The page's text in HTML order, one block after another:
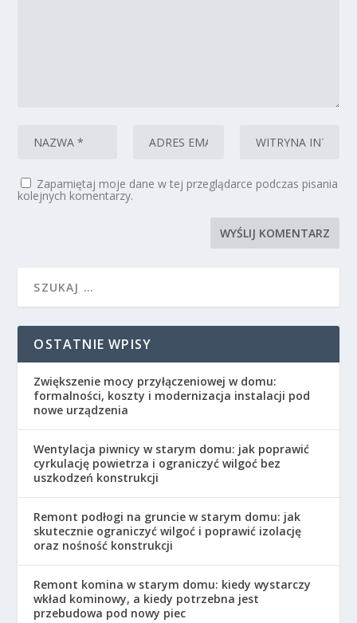
Zapamiętaj moje dane w tej przeglądarce podczas pisania
kolejnych komentarzy.
OSTATNIE WPISY
Zwiększenie mocy przyłączeniowej w domu:
formalności, koszty i modernizacja instalacji pod
nowe urządzenia
Wentylacja piwnicy w starym domu: jak poprawić
cyrkulację powietrza i ograniczyć wilgoć bez
uszkodzeń konstrukcji
Remont podłogi na gruncie w starym domu: jak
skutecznie ograniczyć wilgoć i poprawić izolację
oraz nośność konstrukcji
Remont komina w starym domu: kiedy wystarczy
wkład kominowy, a kiedy potrzebna jest
przebudowa pod nowy piec